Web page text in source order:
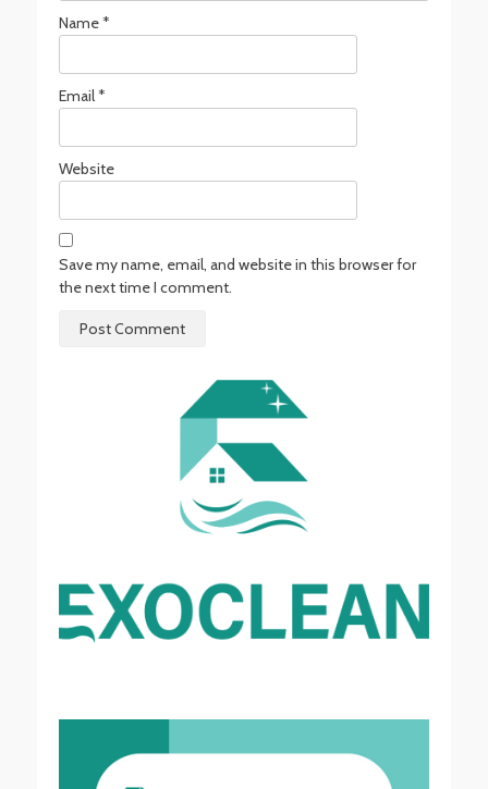
Name*
Email*
Website
Save my name, email, and website in this browser for
the next time I comment.